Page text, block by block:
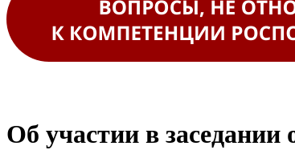
Об участии в заседании